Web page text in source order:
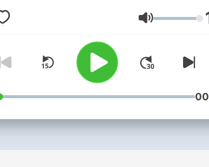
szerokie spektrum
praktyków, którzy
– od bezpośredniego
z polem walki po szerszy,
międzynarodowy obraz. W
naszych niespokojnych
zwracamy na kontekst
zawsze są ludzie, którzy
Głośność